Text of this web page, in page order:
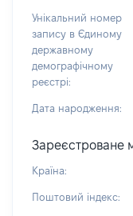
Унікальний номер
запису в Єдиному
державному
демографічному
реєстрі:
Дата народження:
Зареєстроване
Країна:
Поштовий індекс: